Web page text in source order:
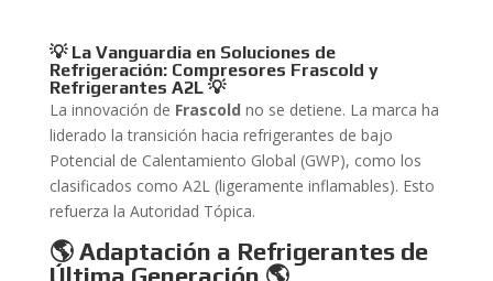
💡 La Vanguardia en Soluciones de
Refrigeración: Compresores Frascold y
Refrigerantes A2L 💡
La innovación de Frascold no se detiene. La marca ha
liderado la transición hacia refrigerantes de bajo
Potencial de Calentamiento Global (GWP), como los
clasificados como A2L (ligeramente inflamables). Esto
refuerza la Autoridad Tópica.
🌎 Adaptación a Refrigerantes de